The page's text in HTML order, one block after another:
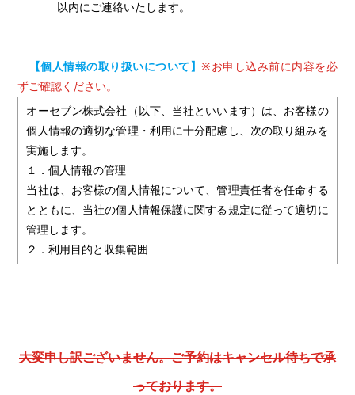
以内にご連絡いたします。
【個人情報の取り扱いについて】※お申し込み前に内容を必
ずご確認ください。
オーセブン株式会社（以下、当社といいます）は、お客様の
個人情報の適切な管理・利用に十分配慮し、次の取り組みを
実施します。
１．個人情報の管理
当社は、お客様の個人情報について、管理責任者を任命する
とともに、当社の個人情報保護に関する規定に従って適切に
管理します。
２．利用目的と収集範囲
３．個人情報の利用
当社は、お客様から同意いただいた目的の範囲内でのみ、お
客様の個人情報を利用させていただきます。
大変申し訳ございません。ご予約はキャンセル待ちで承
っております。